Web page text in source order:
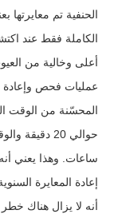
الحنفية تم معايرتها
الكاملة فقط عند
أعلى وخالية من
عمليات فحص وإعادة
المحسّنة من الوقت
حوالي 20
ساعات. وهذا يعني
إعادة المعايرة
أنه لا يزال هناك